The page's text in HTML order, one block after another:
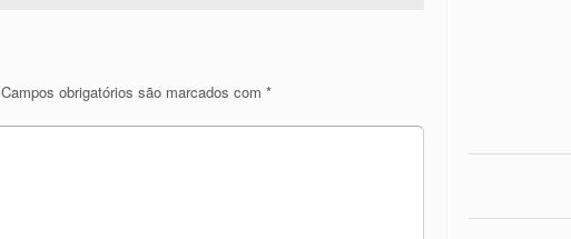
Campos obrigatórios são marcados com *